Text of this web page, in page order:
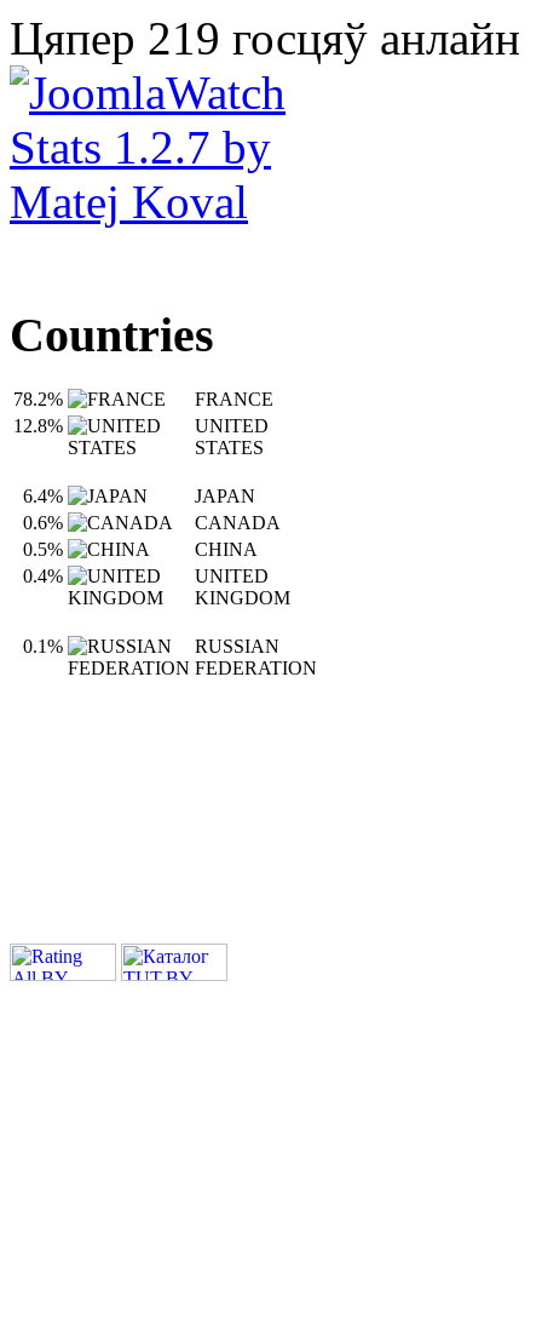
Цяпер 219 госцяў анлайн
Countries
78.2%
FRANCE
12.8%
UNITED
STATES
6.4%
JAPAN
0.6%
CANADA
0.5%
CHINA
0.4%
UNITED
KINGDOM
0.1%
RUSSIAN
FEDERATION